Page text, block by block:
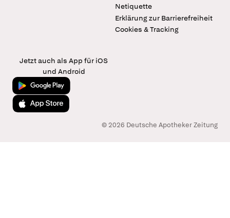
Netiquette
Erklärung zur Barrierefreiheit
Cookies & Tracking
Jetzt auch als App für iOS
und Android
Jetzt bei Google Play
Laden im App Store
© 2026 Deutsche Apotheker Zeitung